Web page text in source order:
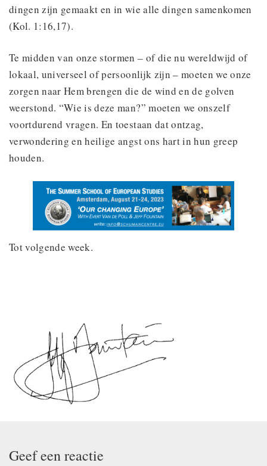
dingen zijn gemaakt en in wie alle dingen samenkomen
(Kol. 1:16,17).
Te midden van onze stormen – of die nu wereldwijd of
lokaal, universeel of persoonlijk zijn – moeten we onze
zorgen naar Hem brengen die de wind en de golven
weerstond. “Wie is deze man?” moeten we onszelf
voortdurend vragen. En toestaan dat ontzag,
verwondering en heilige angst ons hart in hun greep
houden.
Tot volgende week.
Geef een reactie